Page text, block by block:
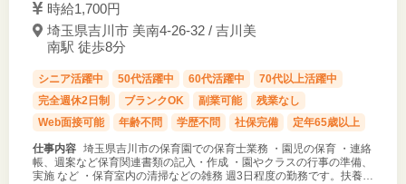
時給1,700円
埼玉県吉川市 美南4-26-32 / 吉川美
南駅 徒歩8分
シニア活躍中 50代活躍中 60代活躍中
70代以上活躍中
完全週休2日制
ブランクOK 副業可能
残業なし
Web面接可能
年齢不問 学歴不問 社保完備 定年65歳以上
仕事内容 埼玉県吉川市の保育園での保育士業務 ・園児の保育 ・連絡
帳、週案など保育関連書類の記入・作成 ・園やクラスの行事の準備、
実施 など ・保育室内の清掃などの雑務 週3日程度の勤務です。扶養内